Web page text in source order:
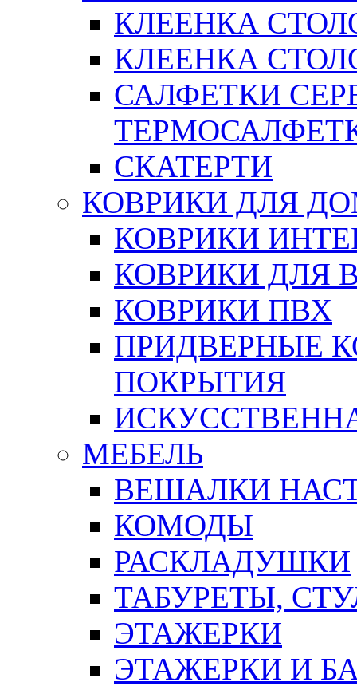
КЛЕЕНКА
КЛЕЕНКА
САЛФЕТКИ
СКАТЕРТИ
КОВРИКИ ДЛЯ
КОВРИКИ
КОВРИКИ ДЛЯ
КОВРИКИ ПВХ
ПРИДВЕРНЫЕ
ПОКРЫТИЯ
МЕБЕЛЬ
ВЕШАЛКИ
КОМОДЫ
РАСКЛАДУШКИ
ТАБУРЕТЫ,
ЭТАЖЕРКИ
ЭТАЖЕРКИ И